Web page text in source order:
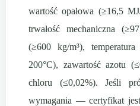
wartość opałowa (≥16,5
trwałość mechaniczna
(≥600 kg/m³),
200°C), zawartość azotu
chloru (≤0,02%). Jeśli
wymagania — certyfikat